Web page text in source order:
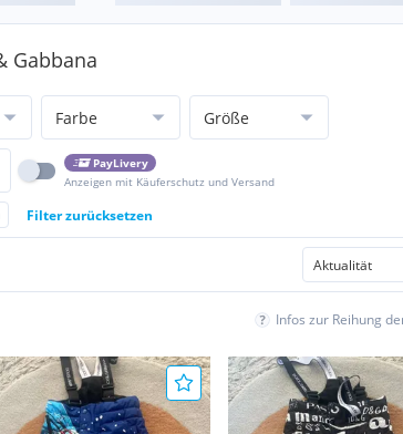
Gabbana
Farbe Größe
PayLivery
Anzeigen mit Käuferschutz und Versand
Filter zurücksetzen
Infos zur Reihung